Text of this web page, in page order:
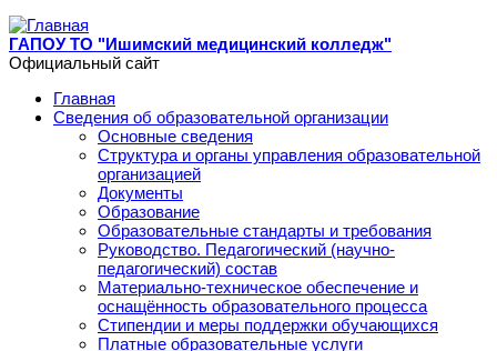
Перейти к основному содержанию
ГАПОУ ТО "Ишимский медицинский колледж"
Официальный сайт
Главная
Сведения об образовательной организации
Основные сведения
Структура и органы управления образовательной
организацией
Документы
Образование
Образовательные стандарты и требования
Руководство. Педагогический (научно-
педагогический) состав
Материально-техническое обеспечение и
оснащённость образовательного процесса
Стипендии и меры поддержки обучающихся
Платные образовательные услуги